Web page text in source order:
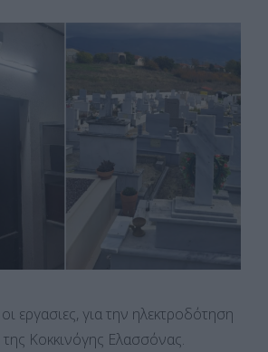
εργασιες, για την ηλεκτροδότηση
Κοκκινόγης Ελασσόνας.